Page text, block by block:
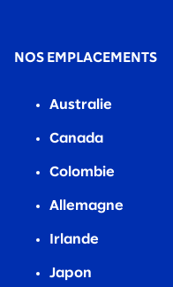
NOS EMPLACEMENTS
Australie
Canada
Colombie
Allemagne
Irlande
Japon